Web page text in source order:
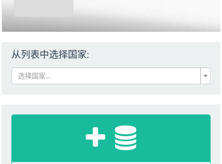
从列表中选择国家:
选择国家...